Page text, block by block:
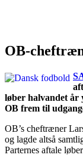
OB-
løber halvandet år
OB frem til
OB’s cheftræner
og lagde altså
Parternes aftale